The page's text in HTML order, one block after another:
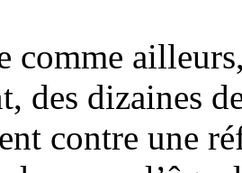
comme
des dizaines
contre une